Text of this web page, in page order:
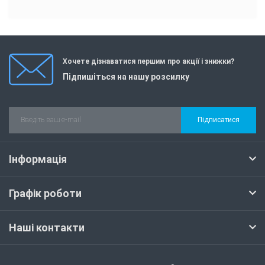
Хочете дізнаватися першим про акції і знижки?
Підпишіться на нашу розсилку
Підписатися
Інформація
Графік роботи
Наші контакти